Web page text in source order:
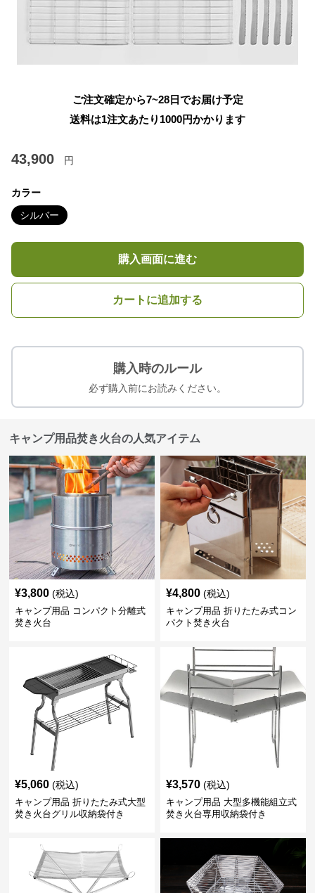
ご注文確定から7~28日でお届け予定
送料は1注文あたり 1000円かかります
43,900 円
カラー
シルバー
購入画面に進む
カートに追加する
購入時のルール
必ず購入前にお読みください。
キャンプ用品焚き火台の人気アイテム
¥3,800 (税込)
キャンプ用品 コンパクト分離式
焚き火台
¥4,800 (税込)
キャンプ用品 折りたたみ式コン
パクト焚き火台
¥5,060 (税込)
キャンプ用品 折りたたみ式大型
焚き火台グリル収納袋付き
¥3,570 (税込)
キャンプ用品 大型多機能組立式
焚き火台専用収納袋付き